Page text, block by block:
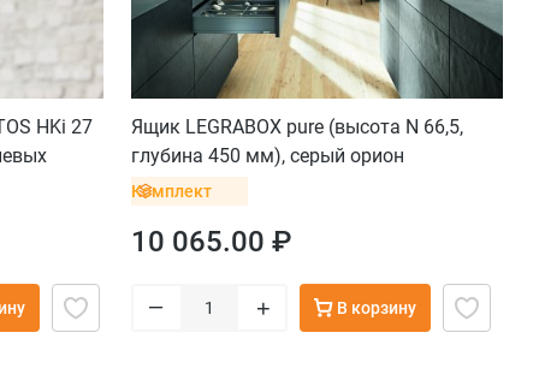
HKi 27
Ящик LEGRABOX pure (высота N 66,5,
глубина 450 мм), серый орион
Комплект
10 065.00 ₽
– + В корзину